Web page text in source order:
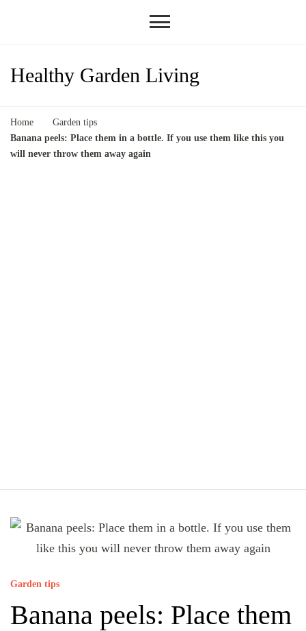
Healthy Garden Living
Home
Garden tips
Banana peels: Place them in a bottle. If you use them like this you
will never throw them away again
Garden tips
Banana peels: Place them